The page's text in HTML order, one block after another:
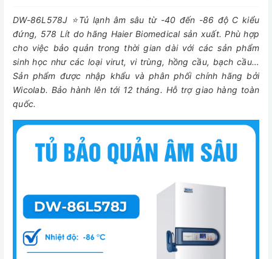
DW-86L578J ⭐Tủ lạnh âm sâu từ -40 đến -86 độ C kiểu
đứng, 578 Lít do hãng Haier Biomedical sản xuất. Phù hợp
cho việc bảo quản trong thời gian dài với các sản phẩm
sinh học như các loại virut, vi trùng, hồng cầu, bạch cầu…
Sản phẩm được nhập khẩu và phân phối chính hãng bởi
Wicolab. Bảo hành lên tới 12 tháng. Hỗ trợ giao hàng toàn
quốc.